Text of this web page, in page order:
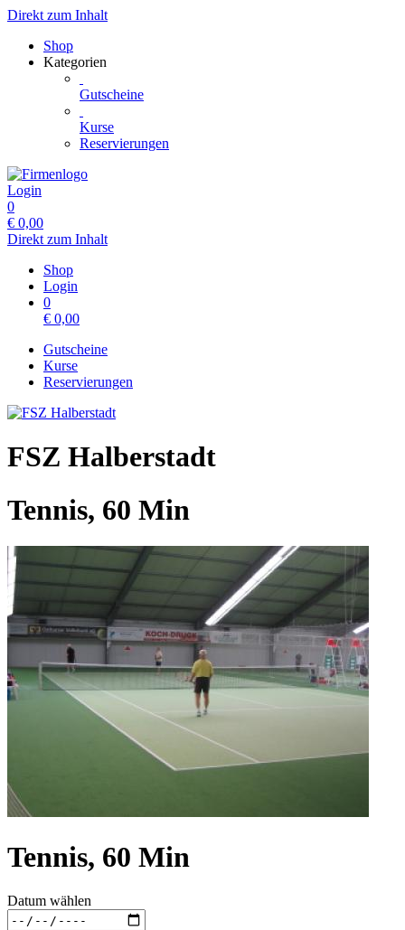
Direkt zum Inhalt
Shop
Kategorien
Gutscheine
Kurse
Reservierungen
Login
0
€ 0,00
Direkt zum Inhalt
Shop
Login
0
€ 0,00
Gutscheine
Kurse
Reservierungen
FSZ Halberstadt
Tennis, 60 Min
Tennis, 60 Min
Datum wählen